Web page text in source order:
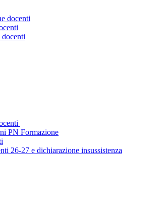
docenti
PN Formazione
26-27 e dichiarazione insussistenza